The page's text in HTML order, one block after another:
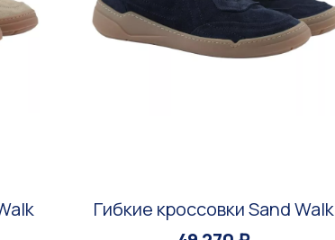
Гибкие кроссовки Sand Walk